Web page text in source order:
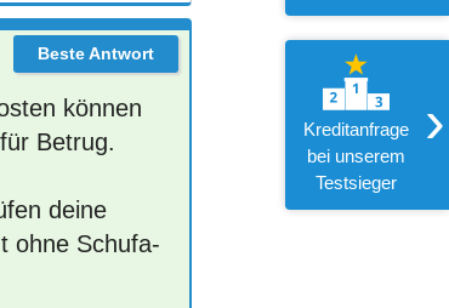
Kreditanfrage
bei unserem
Testsieger
›
können
Betrug.
deine
ohne Schufa-